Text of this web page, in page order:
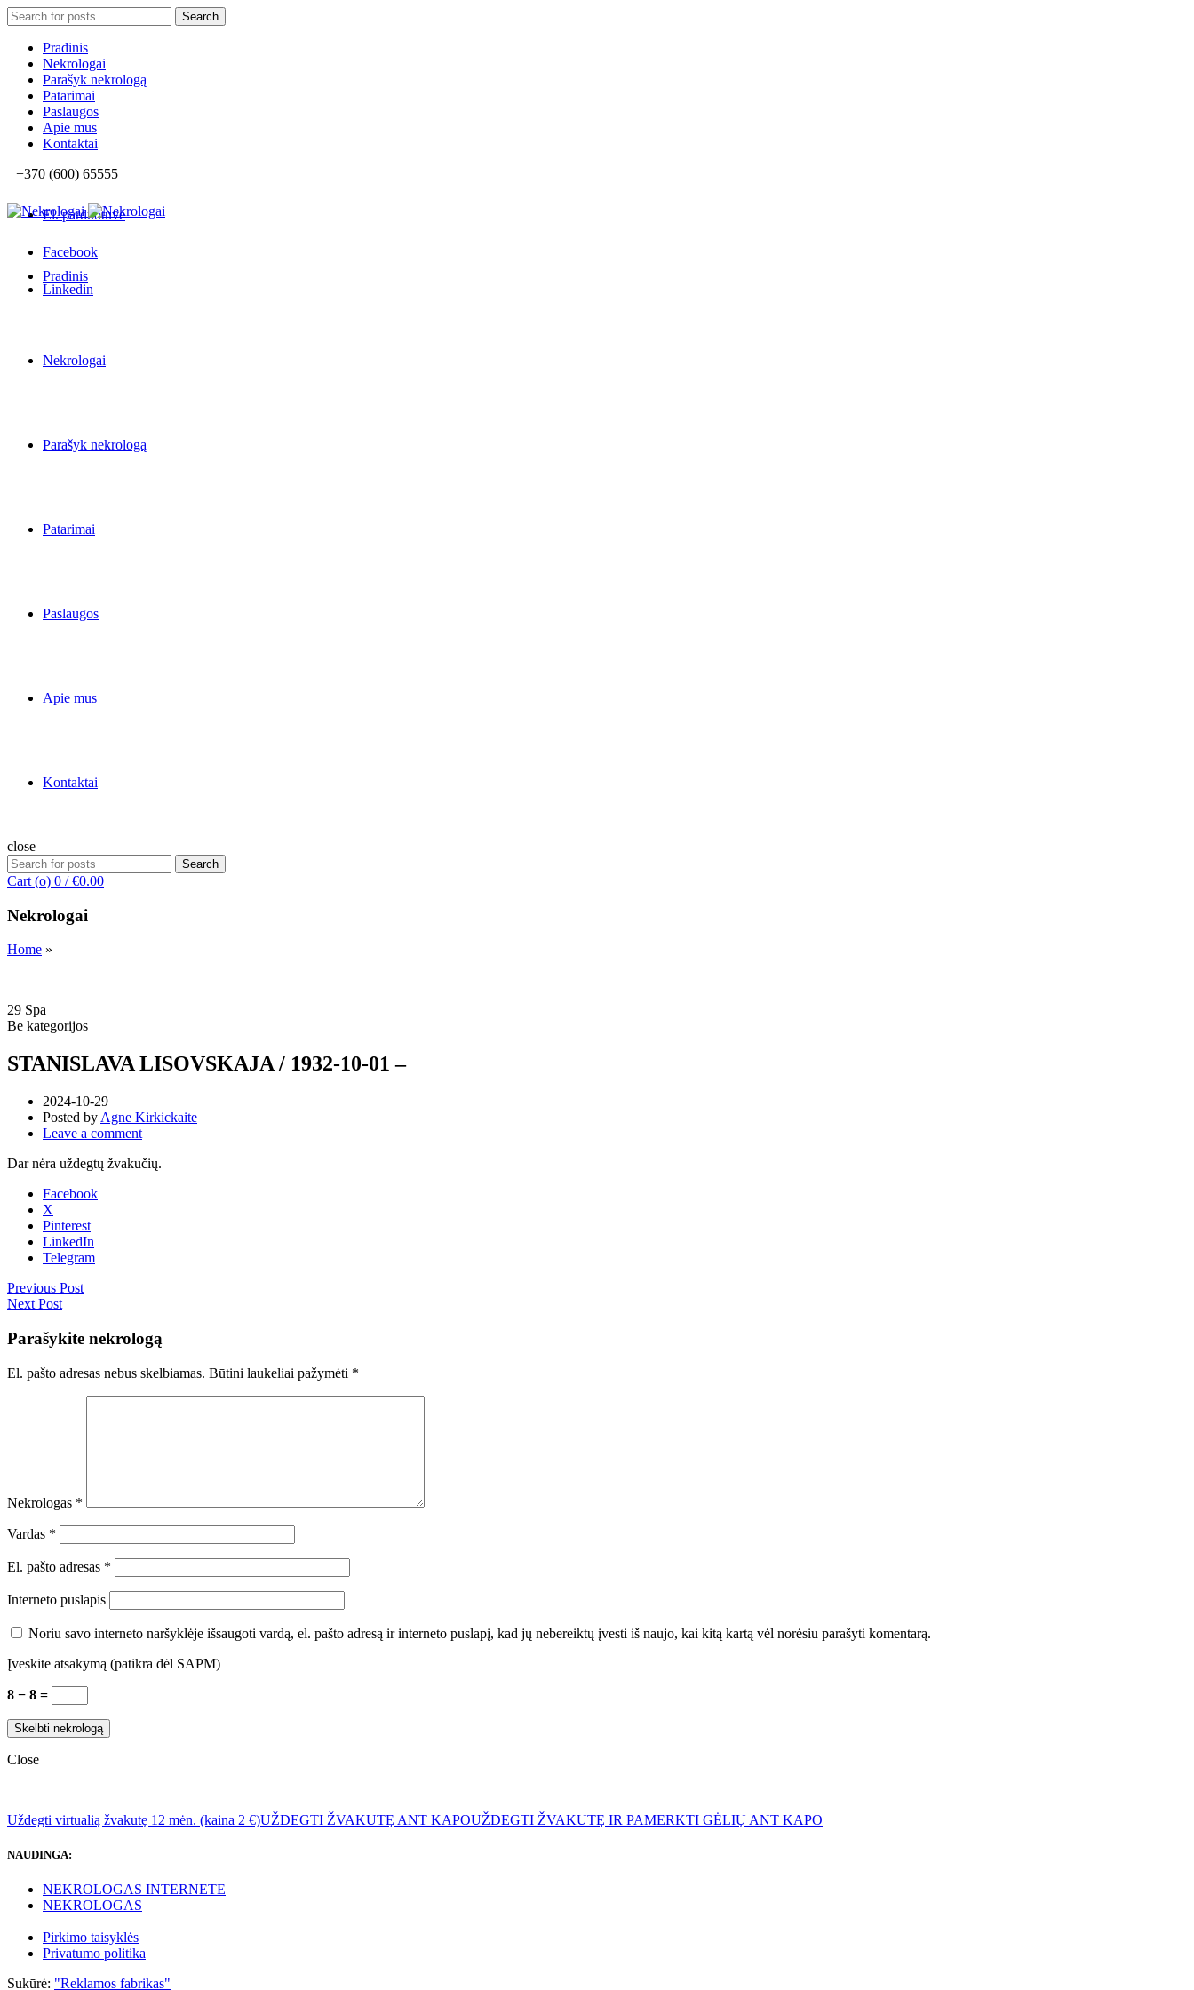
Search
for:
Search
Pradinis
Nekrologai
Parašyk nekrologą
Patarimai
Paslaugos
Apie mus
Kontaktai
+370 (600) 65555
El. parduotuvė
Facebook
Linkedin
Pradinis
Nekrologai
Parašyk nekrologą
Patarimai
Paslaugos
Apie mus
Kontaktai
close
Search
for:
Search
Cart (o) 0 / €0.00
Nekrologai
Home »
29 Spa
Be kategorijos
STANISLAVA LISOVSKAJA / 1932-10-01 –
2024-10-29
Posted by Agne Kirkickaite
Leave a comment
Dar nėra uždegtų žvakučių.
Facebook
X
Pinterest
LinkedIn
Telegram
Previous Post
Next Post
Parašykite nekrologą
El. pašto adresas nebus skelbiamas. Būtini laukeliai pažymėti *
Nekrologas *
Vardas *
El. pašto adresas *
Interneto puslapis
Noriu savo interneto naršyklėje išsaugoti vardą, el. pašto adresą ir interneto puslapį, kad jų nebereiktų įvesti iš naujo, kai kitą kartą vėl norėsiu parašyti komentarą.
Įveskite atsakymą (patikra dėl SAPM)
8 − 8 =
Close
Uždegti virtualią žvakutę 12 mėn. (kaina 2 €)UŽDEGTI ŽVAKUTĘ ANT KAPOUŽDEGTI ŽVAKUTĘ IR PAMERKTI GĖLIŲ ANT KAPO
NAUDINGA:
NEKROLOGAS INTERNETE
NEKROLOGAS
Pirkimo taisyklės
Privatumo politika
Sukūrė: "Reklamos fabrikas"